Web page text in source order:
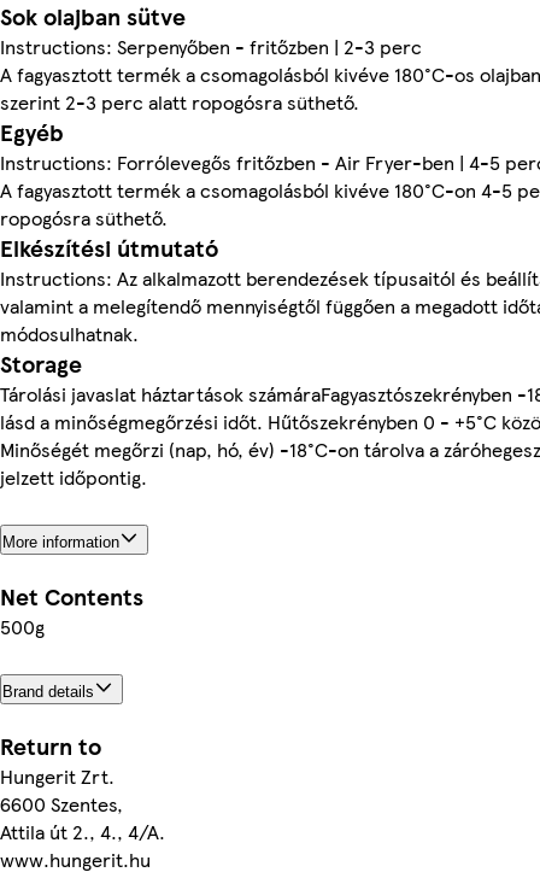
Sok olajban sütve
Instructions: Serpenyőben - fritőzben | 2-3 perc
A fagyasztott termék a csomagolásból kivéve 180°C-os
szerint 2-3 perc alatt ropogósra süthető.
Egyéb
Instructions: Forrólevegős fritőzben - Air Fryer-ben | 4-5
A fagyasztott termék a csomagolásból kivéve 180°C-on 4-5
ropogósra süthető.
Elkészítési útmutató
Instructions: Az alkalmazott berendezések típusaitól és
valamint a melegítendő mennyiségtől függően a megadott
módosulhatnak.
Storage
Tárolási javaslat háztartások számáraFagyasztószekrényben -
lásd a minőségmegőrzési időt. Hűtőszekrényben 0 - +5°C
Minőségét megőrzi (nap, hó, év) -18°C-on tárolva a
jelzett időpontig.
More information
Net Contents
500g
Brand details
Return to
Hungerit Zrt.
6600 Szentes,
Attila út 2., 4., 4/A.
www.hungerit.hu